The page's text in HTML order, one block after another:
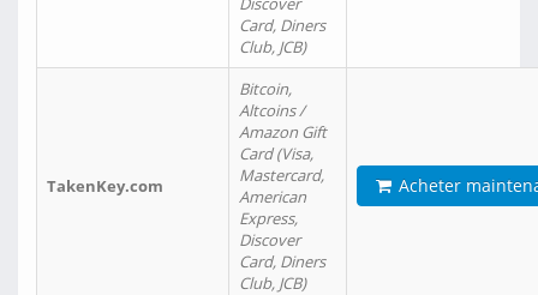
Card, Diners
Club, JCB)
TakenKey.com
Bitcoin,
Altcoins /
Amazon Gift
Card (Visa,
Mastercard,
American
Express,
Discover
Card, Diners
Club, JCB)
Acheter